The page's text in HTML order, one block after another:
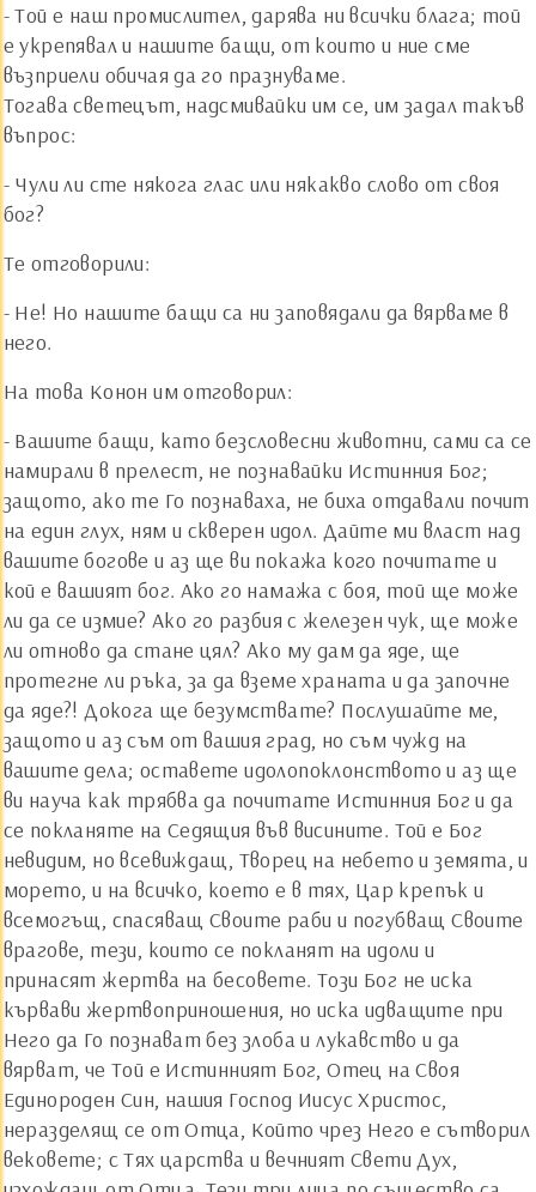
- Той е наш промислител, дарява ни всички блага; той
е укрепявал и нашите бащи, от които и ние сме
възприели обичая да го празнуваме.
Тогава светецът, надсмивайки им се, им задал такъв
въпрос:
- Чули ли сте някога глас или някакво слово от своя
бог?
Те отговорили:
- Не! Но нашите бащи са ни заповядали да вярваме в
него.
На това Конон им отговорил:
- Вашите бащи, като безсловесни животни, сами са се
намирали в прелест, не познавайки Истинния Бог;
защото, ако те Го познаваха, не биха отдавали почит
на един глух, ням и скверен идол. Дайте ми власт над
вашите богове и аз ще ви покажа кого почитате и
кой е вашият бог. Ако го намажа с боя, той ще може
ли да се измие? Ако го разбия с железен чук, ще може
ли отново да стане цял? Ако му дам да яде, ще
протегне ли ръка, за да вземе храната и да започне
да яде?! Докога ще безумствате? Послушайте ме,
защото и аз съм от вашия град, но съм чужд на
вашите дела; оставете идолопоклонството и аз ще
ви науча как трябва да почитате Истинния Бог и да
се покланяте на Седящия във висините. Той е Бог
невидим, но всевиждащ, Творец на небето и земята, и
морето, и на всичко, което е в тях, Цар крепък и
всемогъщ, спасяващ Своите раби и погубващ Своите
врагове, тези, които се покланят на идоли и
принасят жертва на бесовете. Този Бог не иска
кървави жертвоприношения, но иска идващите при
Него да Го познават без злоба и лукавство и да
вярват, че Той е Истинният Бог, Отец на Своя
Единороден Син, нашия Господ Иисус Христос,
неразделящ се от Отца, Който чрез Него е сътворил
вековете; с Тях царства и вечният Свети Дух,